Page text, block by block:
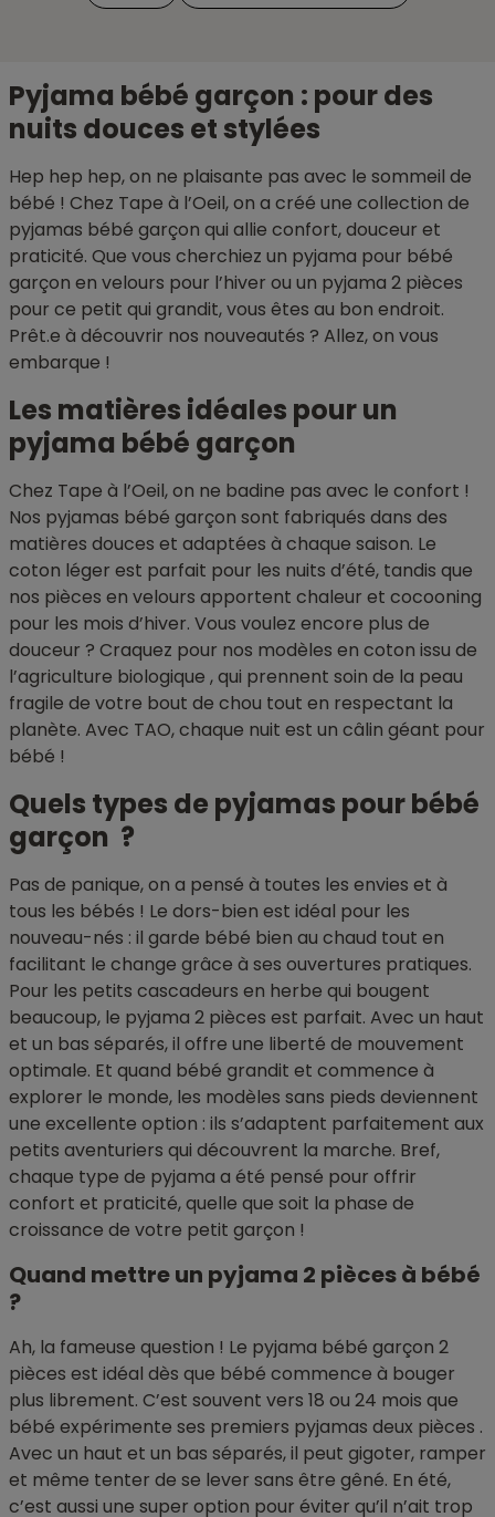
Pyjama bébé garçon : pour des
nuits douces et stylées
Hep hep hep, on ne plaisante pas avec le sommeil de
bébé ! Chez Tape à l’Oeil, on a créé une collection de
pyjamas bébé garçon qui allie confort, douceur et
praticité. Que vous cherchiez un pyjama pour bébé
garçon en velours pour l’hiver ou un pyjama 2 pièces
pour ce petit qui grandit, vous êtes au bon endroit.
Prêt.e à découvrir nos nouveautés ? Allez, on vous
embarque !
Les matières idéales pour un
pyjama bébé garçon
Chez Tape à l’Oeil, on ne badine pas avec le confort !
Nos pyjamas bébé garçon sont fabriqués dans des
matières douces et adaptées à chaque saison. Le
coton léger est parfait pour les nuits d’été, tandis que
nos pièces en velours apportent chaleur et cocooning
pour les mois d’hiver. Vous voulez encore plus de
douceur ? Craquez pour nos modèles en coton issu de
l’agriculture biologique , qui prennent soin de la peau
fragile de votre bout de chou tout en respectant la
planète. Avec TAO, chaque nuit est un câlin géant pour
bébé !
Quels types de pyjamas pour bébé
garçon ?
Pas de panique, on a pensé à toutes les envies et à
tous les bébés ! Le dors-bien est idéal pour les
nouveau-nés : il garde bébé bien au chaud tout en
facilitant le change grâce à ses ouvertures pratiques.
Pour les petits cascadeurs en herbe qui bougent
beaucoup, le pyjama 2 pièces est parfait. Avec un haut
et un bas séparés, il offre une liberté de mouvement
optimale. Et quand bébé grandit et commence à
explorer le monde, les modèles sans pieds deviennent
une excellente option : ils s’adaptent parfaitement aux
petits aventuriers qui découvrent la marche. Bref,
chaque type de pyjama a été pensé pour offrir
confort et praticité, quelle que soit la phase de
croissance de votre petit garçon !
Quand mettre un pyjama 2 pièces à bébé
?
Ah, la fameuse question ! Le pyjama bébé garçon 2
pièces est idéal dès que bébé commence à bouger
plus librement. C’est souvent vers 18 ou 24 mois que
bébé expérimente ses premiers pyjamas deux pièces .
Avec un haut et un bas séparés, il peut gigoter, ramper
et même tenter de se lever sans être gêné. En été,
c’est aussi une super option pour éviter qu’il n’ait trop